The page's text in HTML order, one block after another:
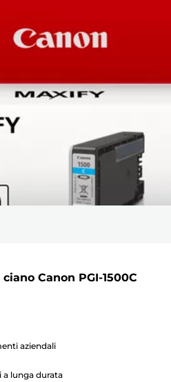
Canon PGI-1500C
aziendali
lunga durata